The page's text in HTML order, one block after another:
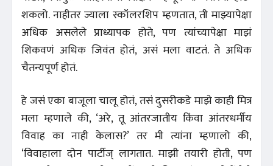
शकलो. नाहीतर ज्याला स्कॉलरशिप म्हणतात, ती माझ्यापेक्षा
अधिक असलेले प्राध्यापक होते, पण त्यांच्यापेक्षा माझं
शिकवणं अधिक जिवंत होतं, असं मला वाटतं. ते अधिक
चैतन्यपूर्ण होतं.
हे जसं एका बाजूला चालू होतं, तसं दुसरीकडे माझे काही मित्र
मला म्हणाले की, ‘अरे, तू आंतरजातीय किंवा आंतरधर्मीय
विवाह का नाही केलास?’ तर मी त्यांना म्हणालो की,
‘विवाहाला दोन पार्टीज्‌ लागतात. माझी तयारी होती, पण